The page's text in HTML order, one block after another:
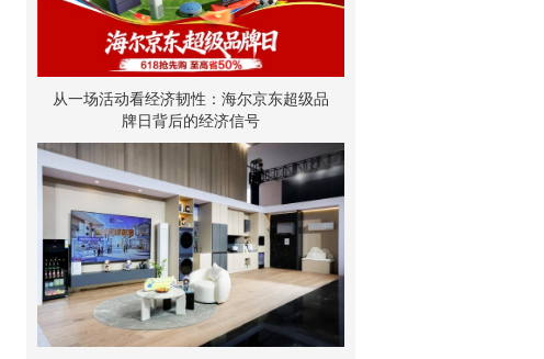
从一场活动看经济韧性：海尔京东超级品
牌日背后的经济信号